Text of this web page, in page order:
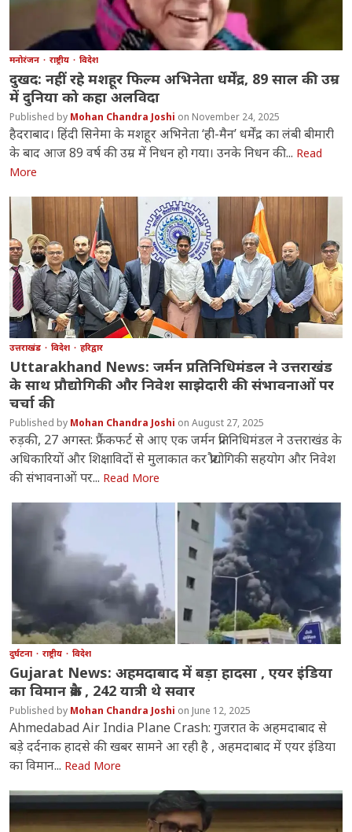
मनोरंजन राष्ट्रीय विदेश
दुखद: नहीं रहे मशहूर फिल्म अभिनेता धर्मेंद्र, 89 साल की उम्र
में दुनिया को कहा अलविदा
Mohan Chandra Joshi November 24, 2025
हैदराबाद। हिंदी सिनेमा के मशहूर अभिनेता ‘ही-मैन’ धर्मेंद्र का लंबी बीमारी
के बाद आज 89 वर्ष की उम्र में निधन हो गया। उनके निधन की... Read
More
उत्तराखंड विदेश हरिद्वार
Uttarakhand News: जर्मन प्रतिनिधिमंडल ने उत्तराखंड
के साथ प्रौद्योगिकी और निवेश साझेदारी की संभावनाओं पर
चर्चा की
Mohan Chandra Joshi August 27, 2025
रुड़की, 27 अगस्त: फ्रैंकफर्ट से आए एक जर्मन प्रतिनिधिमंडल ने उत्तराखंड के
अधिकारियों और शिक्षाविदों से मुलाकात कर प्रौद्योगिकी सहयोग और निवेश
की संभावनाओं पर... Read More
दुर्घटना राष्ट्रीय विदेश
Gujarat News: अहमदाबाद में बड़ा हादसा , एयर इंडिया
का विमान क्रैश , 242 यात्री थे सवार
Mohan Chandra Joshi June 12, 2025
Ahmedabad Air India Plane Crash: गुजरात के अहमदाबाद से
बड़े दर्दनाक हादसे की खबर सामने आ रही है , अहमदाबाद में एयर इंडिया
का विमान... Read More